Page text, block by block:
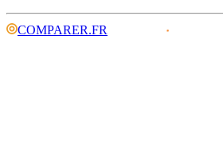
COMPARER.FR